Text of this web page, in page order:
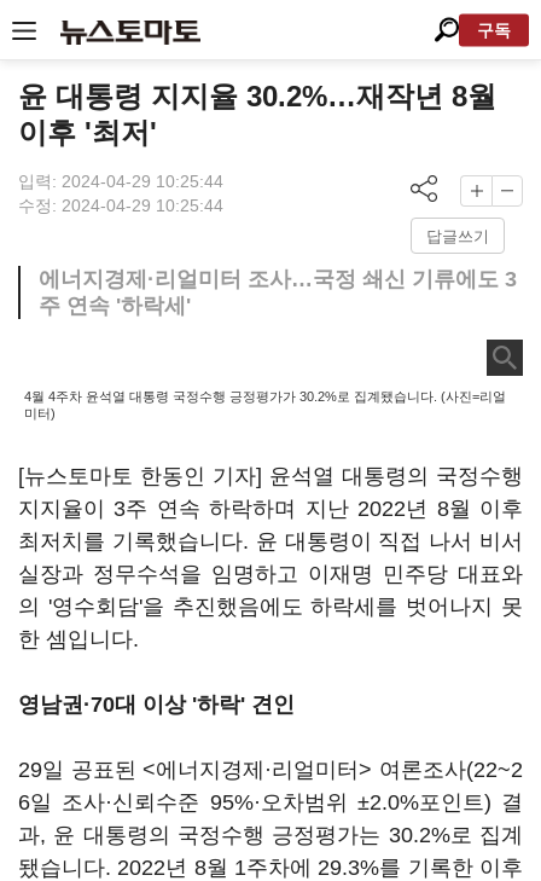
구독
윤 대통령 지지율 30.2%…재작년 8월
이후 '최저'
입력: 2024-04-29 10:25:44
수정: 2024-04-29 10:25:44
답글쓰기
에너지경제·리얼미터 조사…국정 쇄신 기류에도 3
주 연속 '하락세'
4월 4주차 윤석열 대통령 국정수행 긍정평가가 30.2%로 집계됐습니다. (사진=리얼
미터)
[뉴스토마토 한동인 기자] 윤석열 대통령의 국정수행
지지율이 3주 연속 하락하며 지난 2022년 8월 이후
최저치를 기록했습니다. 윤 대통령이 직접 나서 비서
실장과 정무수석을 임명하고 이재명 민주당 대표와
의 '영수회담'을 추진했음에도 하락세를 벗어나지 못
한 셈입니다.
영남권·70대 이상 '하락' 견인
29일 공표된 <에너지경제·리얼미터> 여론조사(22~2
6일 조사·신뢰수준 95%·오차범위 ±2.0%포인트) 결
과, 윤 대통령의 국정수행 긍정평가는 30.2%로 집계
됐습니다. 2022년 8월 1주차에 29.3%를 기록한 이후